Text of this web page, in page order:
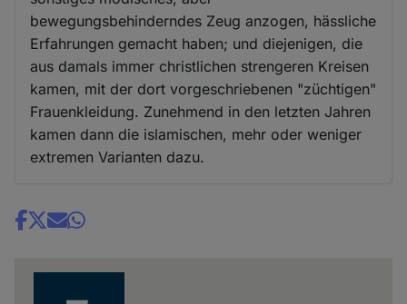
bewegungsbehinderndes Zeug anzogen, hässliche
Erfahrungen gemacht haben; und diejenigen, die
aus damals immer christlichen strengeren Kreisen
kamen, mit der dort vorgeschriebenen "züchtigen"
Frauenkleidung. Zunehmend in den letzten Jahren
kamen dann die islamischen, mehr oder weniger
extremen Varianten dazu.
Share